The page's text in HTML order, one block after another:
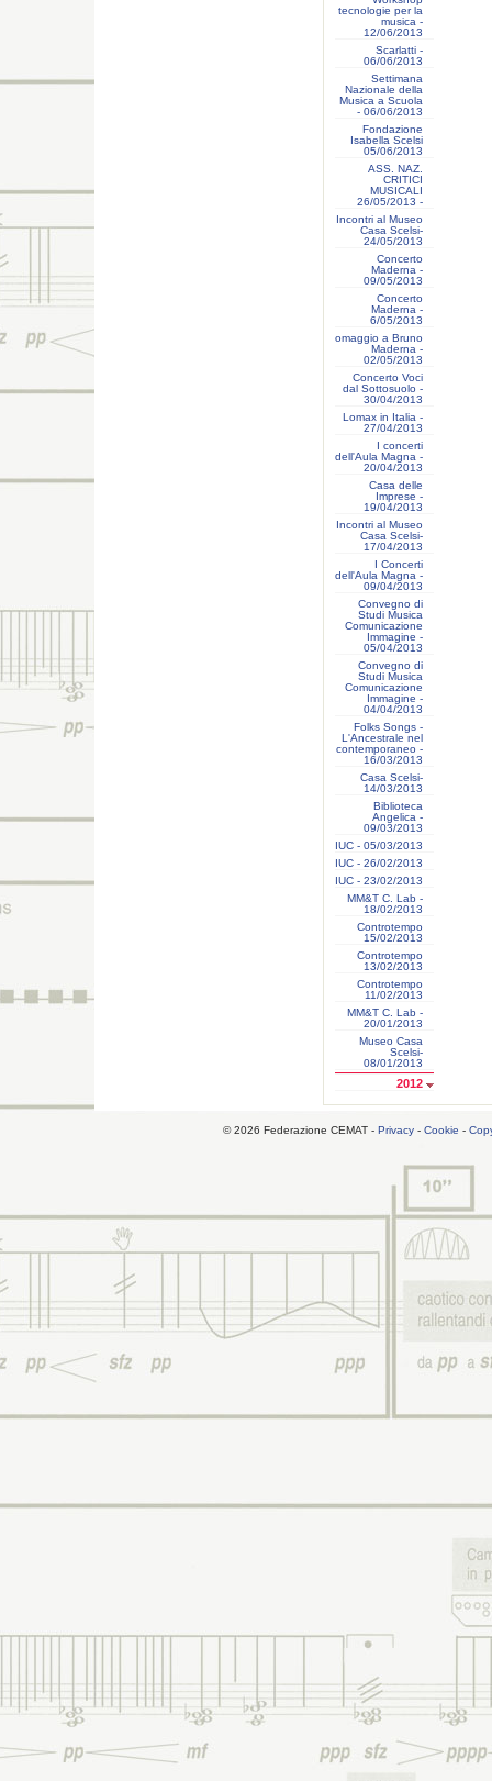
tecnologie per la
musica -
12/06/2013
Scarlatti -
06/06/2013
Settimana
Nazionale della
Musica a Scuola
- 06/06/2013
Fondazione
Isabella Scelsi
05/06/2013
ASS. NAZ.
CRITICI
MUSICALI
26/05/2013 -
Incontri al Museo
Casa Scelsi-
24/05/2013
Concerto
Maderna -
09/05/2013
Concerto
Maderna -
6/05/2013
omaggio a Bruno
Maderna -
02/05/2013
Concerto Voci
dal Sottosuolo -
30/04/2013
Lomax in Italia -
27/04/2013
I concerti
dell'Aula Magna -
20/04/2013
Casa delle
Imprese -
19/04/2013
Incontri al Museo
Casa Scelsi-
17/04/2013
I Concerti
dell'Aula Magna -
09/04/2013
Convegno di
Studi Musica
Comunicazione
Immagine -
05/04/2013
Convegno di
Studi Musica
Comunicazione
Immagine -
04/04/2013
Folks Songs -
L'Ancestrale nel
contemporaneo -
16/03/2013
Casa Scelsi-
14/03/2013
Biblioteca
Angelica -
09/03/2013
IUC - 05/03/2013
IUC - 26/02/2013
IUC - 23/02/2013
MM&T C. Lab -
18/02/2013
Controtempo
15/02/2013
Controtempo
13/02/2013
Controtempo
11/02/2013
MM&T C. Lab -
20/01/2013
Museo Casa
Scelsi-
08/01/2013
2012
© 2026 Federazione CEMAT - Privacy - Cookie -